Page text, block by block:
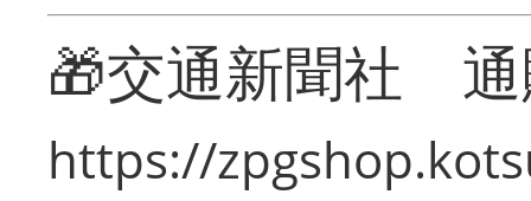
🎁交通新聞社
https://